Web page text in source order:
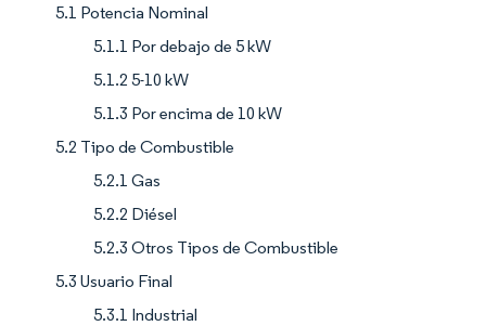
5.1 Potencia Nominal
5.1.1 Por debajo de 5 kW
5.1.2 5-10 kW
5.1.3 Por encima de 10 kW
5.2 Tipo de Combustible
5.2.1 Gas
5.2.2 Diésel
5.2.3 Otros Tipos de Combustible
5.3 Usuario Final
5.3.1 Industrial